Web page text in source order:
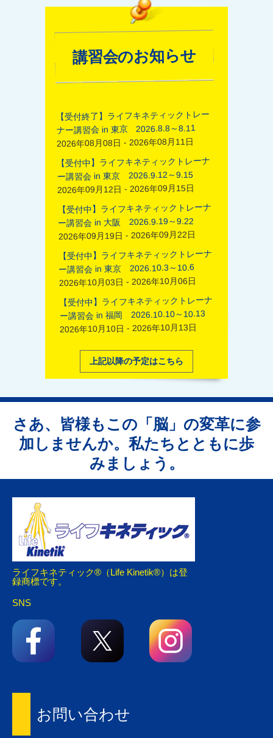
講習会のお知らせ
【受付終了】ライフキネティックトレー
ナー講習会 in 東京 2026.8.8～8.11
2026年08月08日 - 2026年08月11日
【受付中】ライフキネティックトレーナ
ー講習会 in 東京 2026.9.12～9.15
2026年09月12日 - 2026年09月15日
【受付中】ライフキネティックトレーナ
ー講習会 in 大阪 2026.9.19～9.22
2026年09月19日 - 2026年09月22日
【受付中】ライフキネティックトレーナ
ー講習会 in 東京 2026.10.3～10.6
2026年10月03日 - 2026年10月06日
【受付中】ライフキネティックトレーナ
ー講習会 in 福岡 2026.10.10～10.13
2026年10月10日 - 2026年10月13日
上記以降の予定はこちら
さあ、皆様もこの「脳」の変革に参
加しませんか。私たちとともに歩
みましょう。
ライフキネティック®（Life Kinetik®）は登
録商標です。
SNS
お問い合わせ